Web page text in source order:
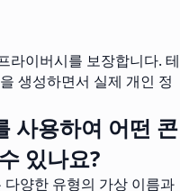
라이버시를 보장합니다. 테
생성하면서 실제 개인 정
사용하여 어떤 콘
있나요?
양한 유형의 가상 이름과